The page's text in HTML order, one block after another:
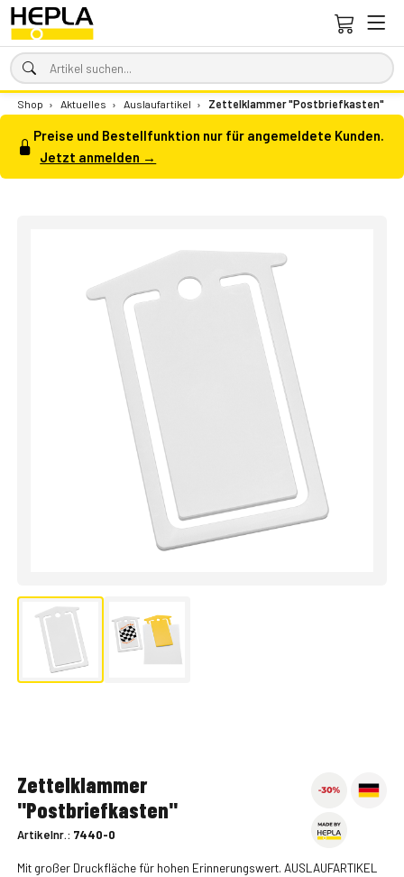
Shop › Aktuelles › Auslaufartikel › Zettelklammer "Postbriefkasten"
Preise und Bestellfunktion nur für angemeldete Kunden.
Jetzt anmelden →
Zettelklammer
"Postbriefkasten"
Artikelnr.: 7440-0
Mit großer Druckfläche für hohen Erinnerungswert. AUSLAUFARTIKEL